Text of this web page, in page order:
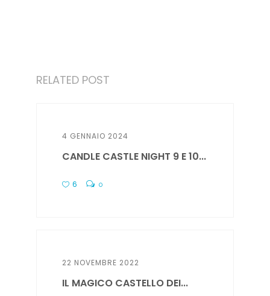
RELATED POST
4 GENNAIO 2024
CANDLE CASTLE NIGHT 9 E 10...
6 0
22 NOVEMBRE 2022
IL MAGICO CASTELLO DEI...